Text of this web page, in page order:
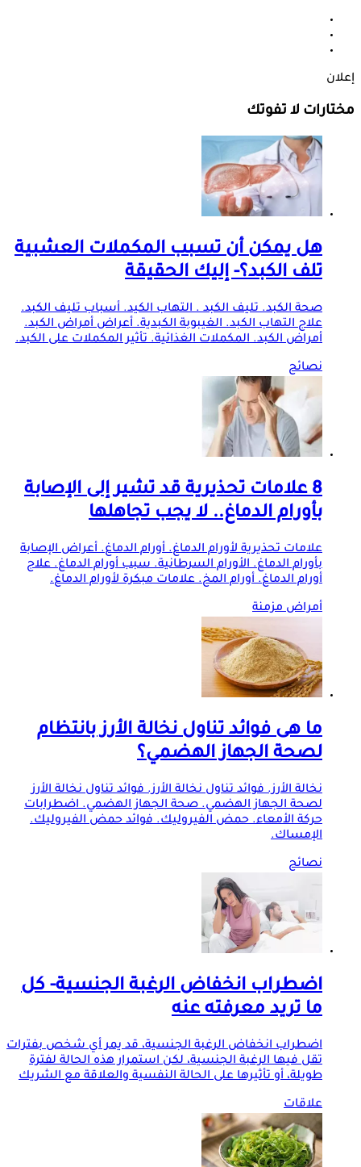
إعلان
مختارات لا تفوتك
هل يمكن أن تسبب المكملات العشبية
تلف الكبد؟- إليك الحقيقة
صحة الكبد. تليف الكبد . التهاب الكيد. أسباب تليف الكبد.
علاج التهاب الكبد. الغيبوبة الكبدية. أعراض أمراض الكبد.
أمراض الكبد. المكملات الغذائية. تأثير المكملات على الكبد.
نصائح
8 علامات تحذيرية قد تشير إلى الإصابة
بأورام الدماغ.. لا يجب تجاهلها
علامات تحذيرية لأورام الدماغ. أورام الدماغ. أعراض الإصابة
بأورام الدماغ. الأورام السرطانية. سبب أورام الدماغ. علاج
أورام الدماغ. أورام المخ. علامات مبكرة لأورام الدماغ.
أمراض مزمنة
ما هى فوائد تناول نخالة الأرز بانتظام
لصحة الجهاز الهضمي؟
نخالة الأرز. فوائد تناول نخالة الأرز. فوائد تناول نخالة الأرز
لصحة الجهاز الهضمي. صحة الجهاز الهضمي. اضطرابات
حركة الأمعاء. حمض الفيروليك. فوائد حمض الفيروليك.
الإمساك.
نصائح
اضطراب انخفاض الرغبة الجنسية- كل
ما تريد معرفته عنه
اضطراب انخفاض الرغبة الجنسية، قد يمر أي شخص بفترات
تقل فيها الرغبة الجنسية، لكن استمرار هذه الحالة لفترة
طويلة، أو تأثيرها على الحالة النفسية والعلاقة مع الشريك
علاقات